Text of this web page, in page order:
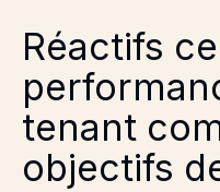
Réactifs
tenant
objectifs